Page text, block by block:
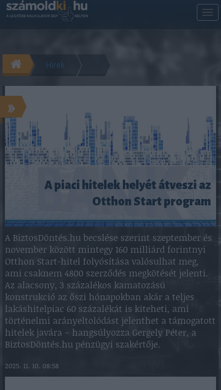
Hírek
»
A piaci hitelek helyét átveszi az
Otthon Start program
A BiztosDöntés.hu becslése szerint szeptember és
november között mintegy 160 milliárd forintnyi
Otthon Start-hitel folyósítása valósulhat meg,
ami csaknem 4800 szerződés megkötését jelenti.
Az alacsony, 3 százalékos kamatozású
konstrukció az őszi hónapokban akár a teljes
lakáshitelpiac 60 százalékát is kiteheti, ami
történelmi arányeltolódást jelenthet a támogatott
hitelek javára – hangsúlyozza Gergely Péter, a
BiztosDöntés.hu pénzügyi szakértője.
2025. 11. 10. 08:58